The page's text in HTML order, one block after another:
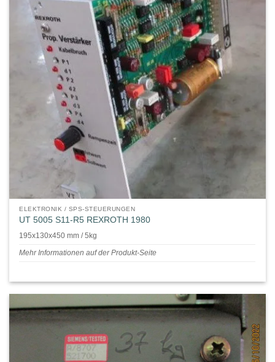
ELEKTRONIK / SPS-STEUERUNGEN
UT 5005 S11-R5 REXROTH 1980
195x130x450 mm / 5kg
Mehr Informationen auf der Produkt-Seite